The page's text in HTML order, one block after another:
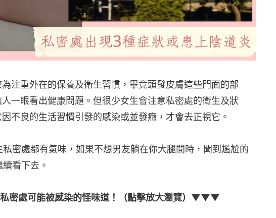
注重外在的保養及衛生習慣，畢竟頭發皮膚這些門面的部
一眼看出健康問題。但很少女生會注意私密處的衛生及狀
不良的生活習慣引發的感染或並發癥，才會去正視它。
私密處都有氣味，如果不想男友躺在你大腿間時，聞到尷尬的
看下去。
密處可能被感染的怪味道！（點擊放大瀏覽）▼▼▼